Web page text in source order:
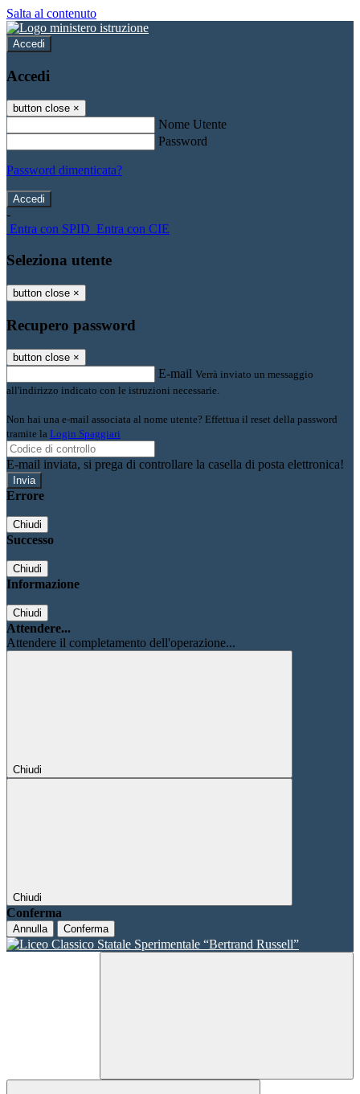
Salta al contenuto
Accedi
Accedi
button close ×
Nome Utente
Password
Password dimenticata?
-
Entra con SPID Entra con CIE
Seleziona utente
button close ×
Recupero password
button close ×
E-mail Verrà inviato un messaggio
all'indirizzo indicato con le istruzioni necessarie.
Non hai una e-mail associata al nome utente? Effettua il reset della password
tramite la Login Spaggiari
E-mail inviata, si prega di controllare la casella di posta elettronica!
Errore
Chiudi
Successo
Chiudi
Informazione
Chiudi
Attendere...
Attendere il completamento dell'operazione...
Chiudi
Chiudi
Conferma
Annulla Conferma